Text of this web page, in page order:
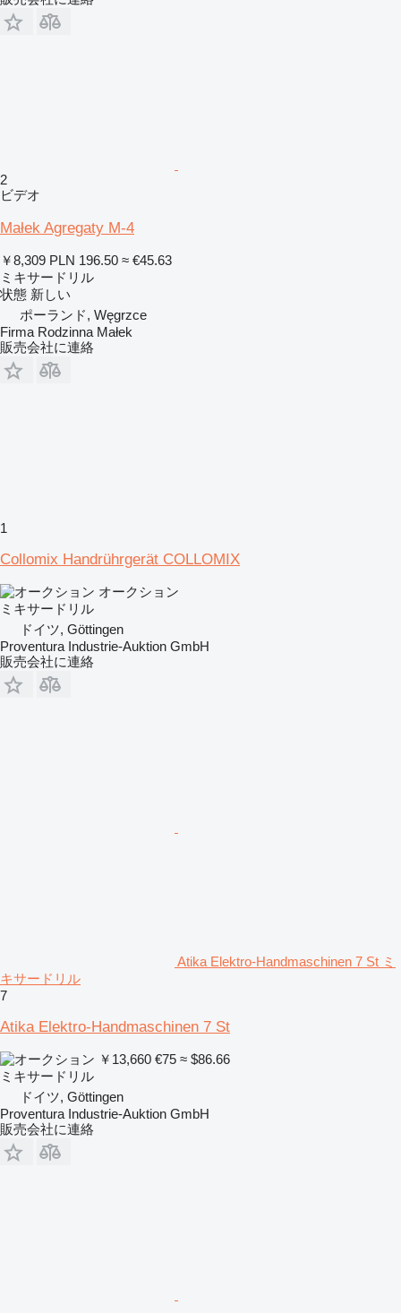
2
ビデオ
Małek Agregaty M-4
￥8,309 PLN 196.50 ≈ €45.63
ミキサードリル
状態 新しい
ポーランド, Węgrzce
Firma Rodzinna Małek
販売会社に連絡
1
Collomix Handrührgerät COLLOMIX
オークション
ミキサードリル
ドイツ, Göttingen
Proventura Industrie-Auktion GmbH
販売会社に連絡
Atika Elektro-Handmaschinen 7 St ミ
キサードリル
7
Atika Elektro-Handmaschinen 7 St
￥13,660 €75 ≈ $86.66
ミキサードリル
ドイツ, Göttingen
Proventura Industrie-Auktion GmbH
販売会社に連絡